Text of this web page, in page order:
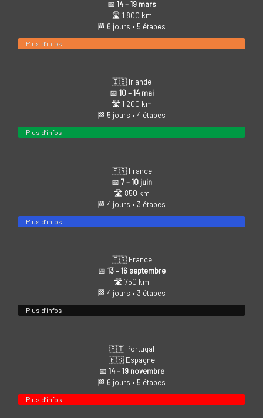
📅 14 – 19 mars
🛣️ 1 800 km
🏁 6 jours • 5 étapes
Plus d’infos
🇮🇪 Irlande
📅 10 – 14 mai
🛣️ 1 200 km
🏁 5 jours • 4 étapes
Plus d’infos
🇫🇷 France
📅 7 – 10 juin
🛣️ 850 km
🏁 4 jours • 3 étapes
Plus d’infos
🇫🇷 France
📅 13 – 16 septembre
🛣️ 750 km
🏁 4 jours • 3 étapes
Plus d’infos
🇵🇹 Portugal
🇪🇸 Espagne
📅 14 – 19 novembre
🏁 6 jours • 5 étapes
Plus d’infos